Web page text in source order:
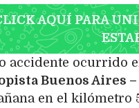
AQUÍ PARA
accidente ocurrido
Buenos Aires –
en el kilómetro